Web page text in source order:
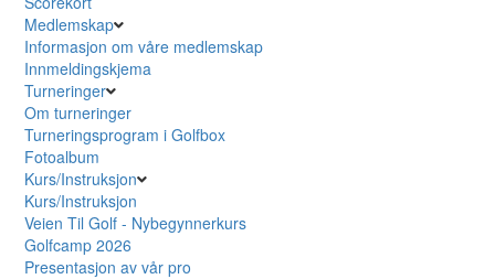
Medlemskap
Informasjon om våre medlemskap
Innmeldingskjema
Turneringer
Om turneringer
Turneringsprogram i Golfbox
Fotoalbum
Kurs/Instruksjon
Kurs/Instruksjon
Veien Til Golf - Nybegynnerkurs
Golfcamp 2026
Presentasjon av vår pro